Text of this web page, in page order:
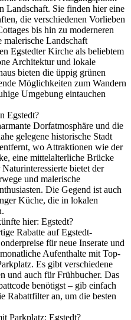
Landschaft. Sie finden hier eine
die verschiedenen Vorlieben
bis hin zu moderneren
Landschaft
Egstedter Kirche als beliebtem
Architektur und lokale
bieten die üppig grünen
Möglichkeiten zum Wandern
Umgebung eintauchen
Egstedt?
Dorfatmosphäre und die
gelegene historische Stadt
wo Attraktionen wie der
eine mittelalterliche Brücke
bietet der
und malerische
Die Gegend ist auch
Küche, die in lokalen
hier: Egstedt?
Rabatte auf Egstedt-
für neue Inserate und
Aufenthalte mit Top-
Es gibt verschiedene
und auch für Frühbucher. Das
benötigst – gib einfach
Rabattfilter an, um die besten
Parkplatz: Egstedt?